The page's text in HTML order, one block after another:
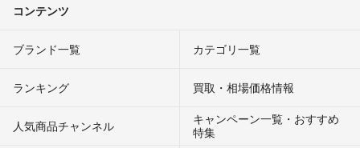
コンテンツ
ブランド一覧 カテゴリ一覧
ランキング 買取・相場価格情報
人気商品チャンネル
キャンペーン一覧・おすすめ
特集